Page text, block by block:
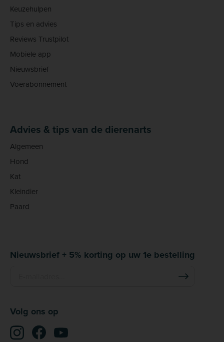
Keuzehulpen
Tips en advies
Reviews Trustpilot
Mobiele app
Nieuwsbrief
Voerabonnement
Advies & tips van de dierenarts
Algemeen
Hond
Kat
Kleindier
Paard
Nieuwsbrief + 5% korting op uw 1e bestelling
Volg ons op